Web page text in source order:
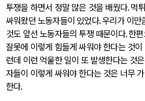
투쟁을 하면서 정말 많은 것을 배웠다.먹
싸워왔던 노동자들이 있었다.우리가 이만
것도 앞선 노동자들의 투쟁 때문이다.한
잘못에 이렇게 힘들게 싸워야 한다는 것
런데 이런 억울한 일이 또 발생한다는 것
자들이 이렇게 싸워야 한다는 것은 너무
한다.